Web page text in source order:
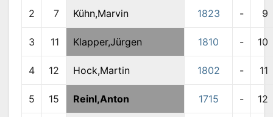
2 7 Kühn,Marvin 1823 - 9
3 11 Klapper,Jürgen 1810 - 10
4 12 Hock,Martin 1802 - 11
5 15 Reinl,Anton 1715 - 12